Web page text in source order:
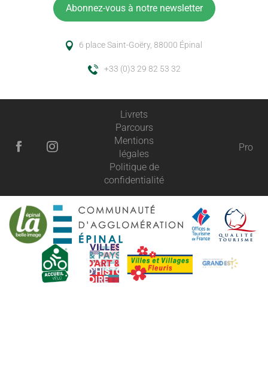
Abonnez-vous à notre newsletter
6 place Saint-Goëry, 88000 Épinal
+33 (0)3 29 82 53 32
Livrets
Parcours
Mentions
légales
Politique de
confidentialité
Pro